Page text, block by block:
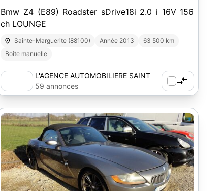
Bmw Z4 (E89) Roadster sDrive18i 2.0 i 16V 156
ch LOUNGE
Sainte-Marguerite (88100) Année 2013
63 500 km
Boîte manuelle
L'AGENCE AUTOMOBILIERE SAINT
DIE DES VOSGES (88)
59 annonces